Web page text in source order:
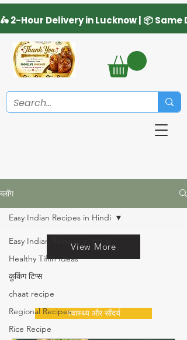
ब्लॉग
Easy Indian Recipes in Hindi
Healthy Tiffin Ideas
कुकिंग टिप्स
chaat recipe
Regional Recipes
Rice Recipe
Easy Indian Recipes in Hindi
View More
स्वास्थ्य और सौंदर्य